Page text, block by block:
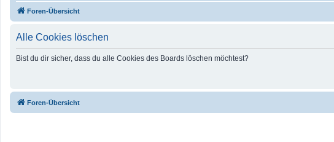
Foren-Übersicht
Alle Cookies löschen
Bist du dir sicher, dass du alle Cookies des Boards löschen möchtest?
Foren-Übersicht